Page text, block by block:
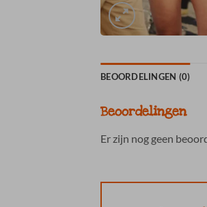
BEOORDELINGEN (0)
Beoordelingen
Er zijn nog geen